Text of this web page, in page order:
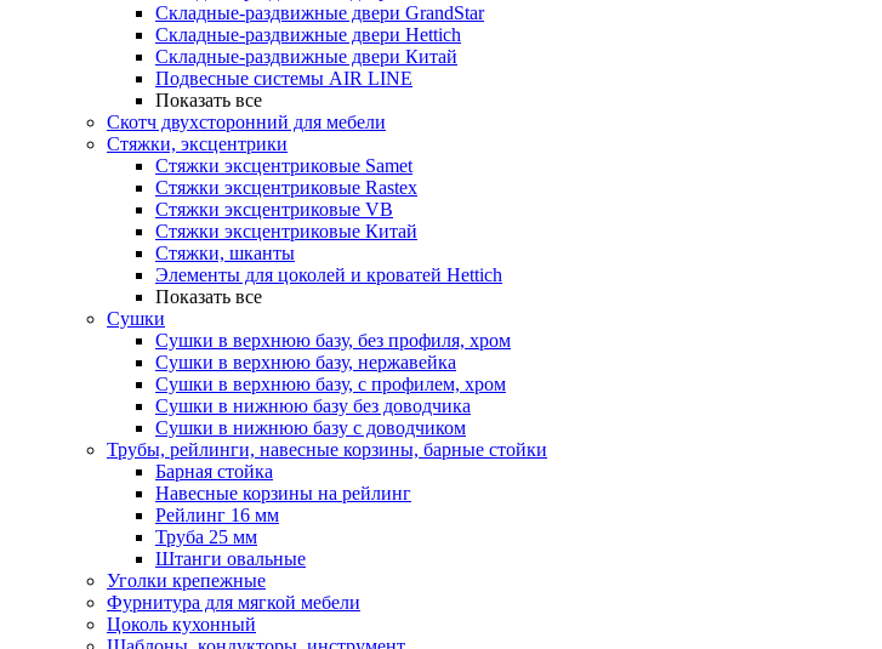
Складные-раздвижные двери GrandStar
Складные-раздвижные двери Hettich
Складные-раздвижные двери Китай
Подвесные системы AIR LINE
Показать все
Скотч двухсторонний для мебели
Стяжки, эксцентрики
Cтяжки эксцентриковые Samet
Стяжки эксцентриковые Rastex
Стяжки эксцентриковые VB
Стяжки эксцентриковые Китай
Стяжки, шканты
Элементы для цоколей и кроватей Hettich
Показать все
Сушки
Сушки в верхнюю базу, без профиля, хром
Сушки в верхнюю базу, нержавейка
Сушки в верхнюю базу, с профилем, хром
Сушки в нижнюю базу без доводчика
Сушки в нижнюю базу с доводчиком
Трубы, рейлинги, навесные корзины, барные стойки
Барная стойка
Навесные корзины на рейлинг
Рейлинг 16 мм
Труба 25 мм
Штанги овальные
Уголки крепежные
Фурнитура для мягкой мебели
Цоколь кухонный